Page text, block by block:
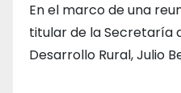
En el marco de una
titular de la Secretaría
Desarrollo Rural, Julio